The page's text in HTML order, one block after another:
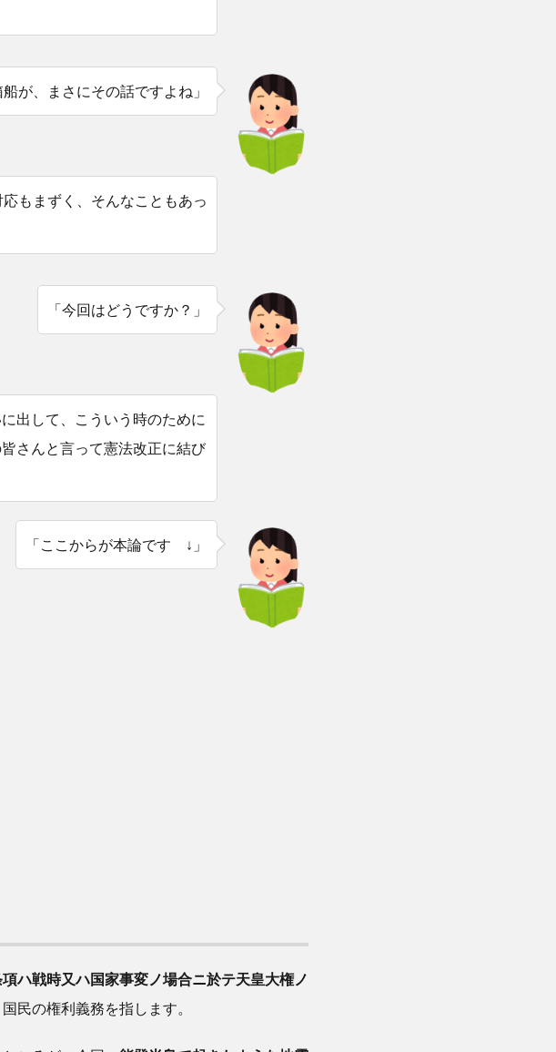
が、まさにその話ですよね」
もまずく、そんなこともあっ
「今回はどうですか？」
出して、こういう時のために
さんと言って憲法改正に結び
「ここからが本論です ↓」
ハ戦時又ハ国家事変ノ場合ニ於テ天皇大権ノ
民の権利義務を指します。